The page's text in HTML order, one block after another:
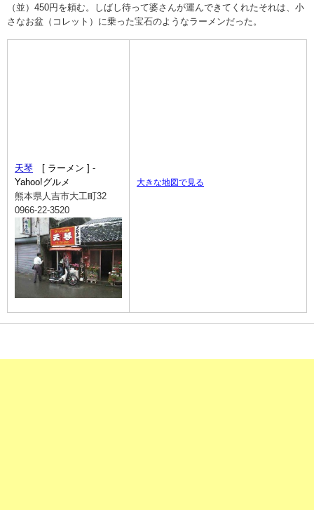
（並）450円を頼む。しばし待って婆さんが運んできてくれたそれは、小
さなお盆（コレット）に乗った宝石のようなラーメンだった。
天琴 [ ラーメン ] -
Yahoo!グルメ
熊本県人吉市大工町32
0966-22-3520
大きな地図で見る